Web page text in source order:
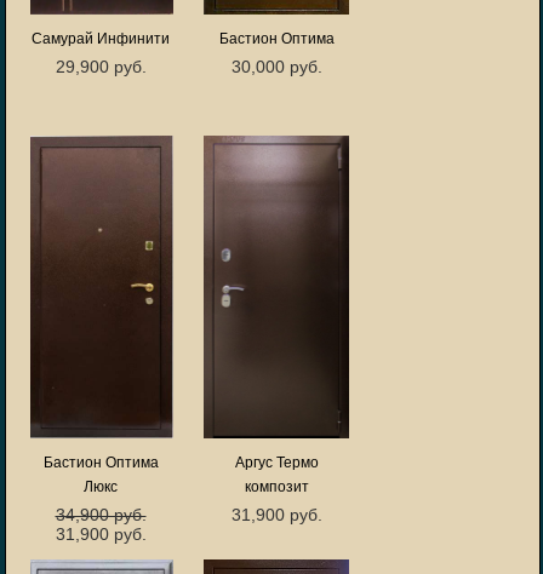
Самурай Инфинити
29,900 руб.
Бастион Оптима
30,000 руб.
Бастион Оптима
Люкс
34,900 руб.
31,900 руб.
Аргус Термо
композит
31,900 руб.